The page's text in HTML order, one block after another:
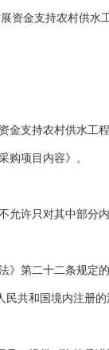
资金支持农村供水
金支持农村供水工
购项目内容》。
允许只对其中部分内
》第二十二条规定
民共和国境内注册